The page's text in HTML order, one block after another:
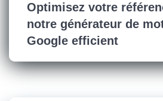
Optimisez votre
notre générateur de
Google efficient